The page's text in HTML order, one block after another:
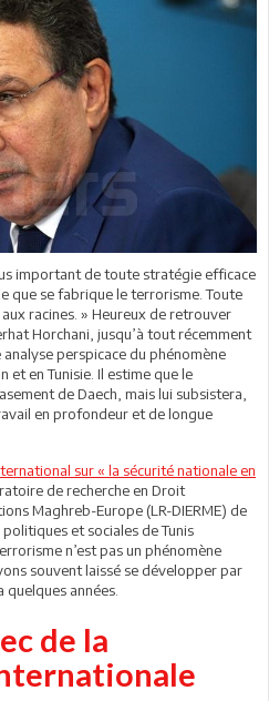
important de toute stratégie efficace
que se fabrique le terrorisme. Toute
racines. » Heureux de retrouver
Horchani, jusqu’à tout récemment
perspicace du phénomène
en Tunisie. Il estime que le
de Daech, mais lui subsistera,
en profondeur et de longue
sur « la sécurité nationale en
de recherche en Droit
Maghreb-Europe (LR-DIERME) de
et sociales de Tunis
n’est pas un phénomène
souvent laissé se développer par
quelques années.
de la